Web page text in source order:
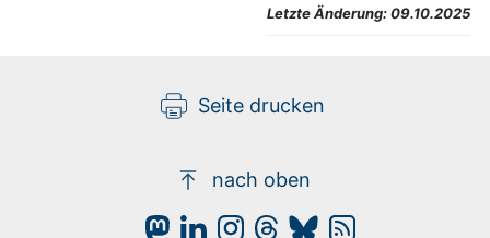
Letzte Änderung:09.10.2025
Seite drucken
nach oben